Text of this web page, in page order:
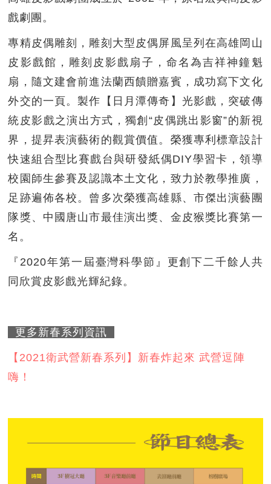
戲劇團。
專精皮偶雕刻，雕刻大型皮偶屏風呈列在高雄岡山
皮影戲館，雕刻皮影戲扇子，命名為吉祥神鐘魁
扇，隨文建會前進法蘭西饋贈嘉賓，成功寫下文化
外交的一頁。製作【日月潭傳奇】光影戲，突破傳
統皮影戲之演出方式，獨創“皮偶跳出影窗”的新視
界，提昇表演藝術的觀賞價值。榮獲專利標章設計
快速組合型比賽戲台與研發紙偶DIY學習卡，領導
校園師生參賽及認識本土文化，致力於教學推廣，
足跡遍佈各校。曾多次榮獲高雄縣、市傑出演藝團
隊獎、中國唐山市最佳演出獎、金皮猴獎比賽第一
名。
『2020年第一屆臺灣科學節』更創下二千餘人共
同欣賞皮影戲光輝紀錄。
更多新春系列資訊
【2021衛武營新春系列】新春炸起來 武營逗陣
嗨！